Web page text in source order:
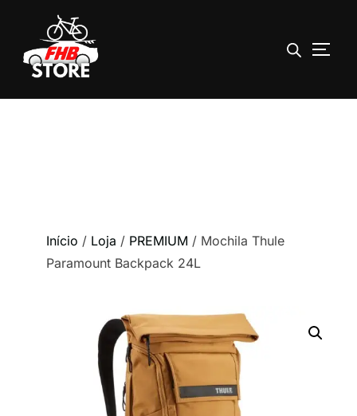
Início / Loja / PREMIUM / Mochila Thule
Paramount Backpack 24L